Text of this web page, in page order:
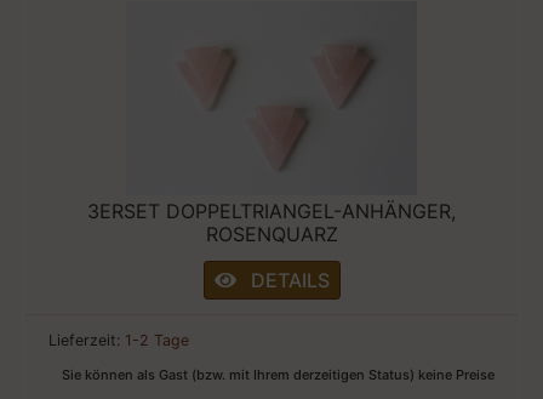
3ERSET DOPPELTRIANGEL-ANHÄNGER,
ROSENQUARZ
DETAILS
Lieferzeit: 1-2 Tage
Sie können als Gast (bzw. mit Ihrem derzeitigen Status) keine Preise